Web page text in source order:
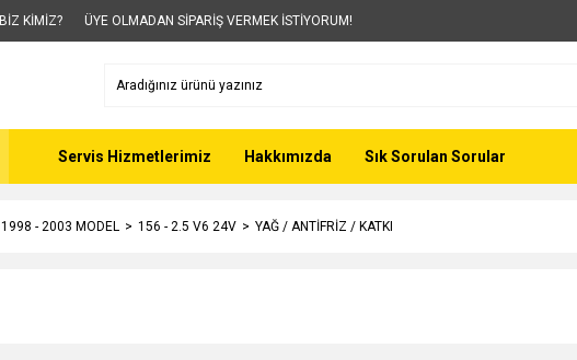
BİZ KİMİZ? ÜYE OLMADAN SİPARİŞ VERMEK İSTİYORUM!
Servis Hizmetlerimiz Hakkımızda Sık Sorulan Sorular
1998 - 2003 MODEL 156 - 2.5 V6 24V YAĞ / ANTİFRİZ / KATKI